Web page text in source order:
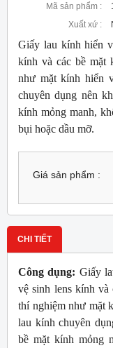
Mã sản phẩm :
Xuất xứ :
Giấy lau kính hiển
kính và các bề mặt
như mặt kính hiển
chuyên dụng nên
kính mỏng manh,
bụi hoặc dầu mỡ.
Giá sản phẩm :
CHI TIẾT
Công dụng: Giấy
vệ sinh lens kính và
thí nghiệm như mặt
lau kính chuyên
bề mặt kính mỏng